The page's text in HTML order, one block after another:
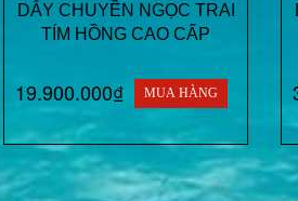
DÂY CHUYỀN NGỌC TRAI
TÍM HỒNG CAO CẤP
19.900.000₫ MUA HÀNG